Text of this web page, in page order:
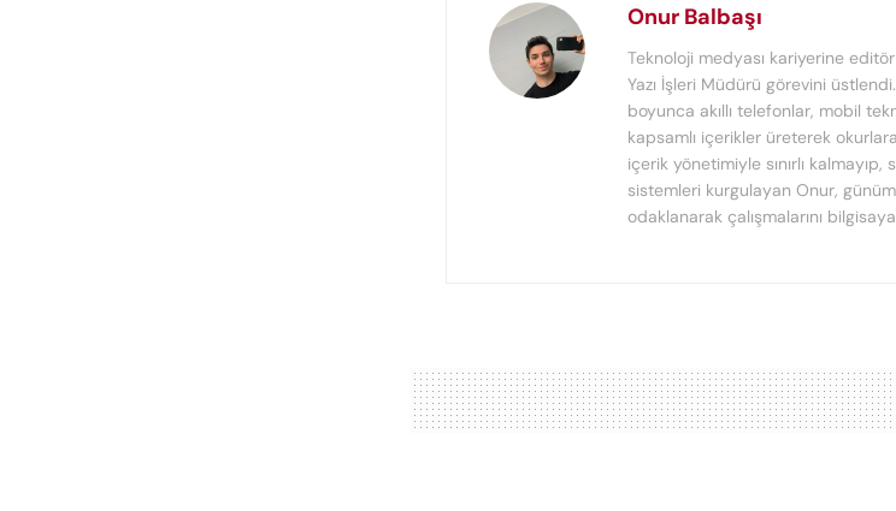
Onur Balbaşı
Teknoloji medyası kariyerine
Yazı İşleri Müdürü görevini
boyunca akıllı telefonlar, mobil
kapsamlı içerikler üreterek
içerik yönetimiyle sınırlı
sistemleri kurgulayan Onur,
odaklanarak çalışmalarını